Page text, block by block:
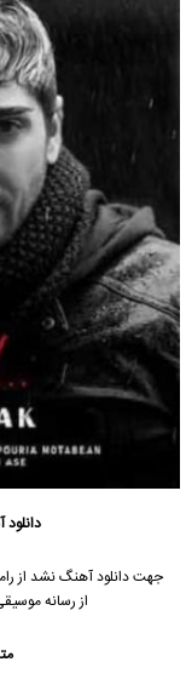
جهت دانلود آهنگ نشد از
از رسانه